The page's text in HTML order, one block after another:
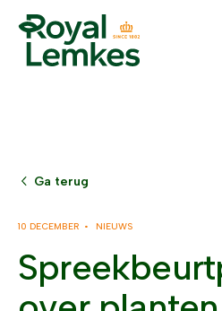
Ga terug
10 DECEMBER • NIEUWS